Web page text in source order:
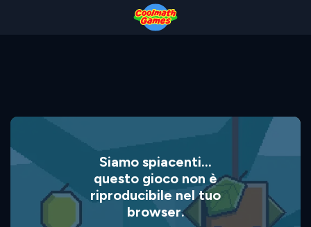
Siamo spiacenti...
questo gioco non è
riproducibile nel tuo
browser.